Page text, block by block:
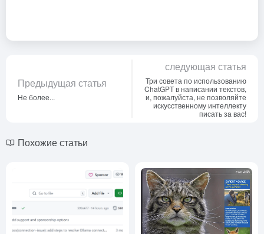
Предыдущая статья
Не более...
следующая статья
Три совета по использованию
ChatGPT в написании текстов,
и, пожалуйста, не позволяйте
искусственному интеллекту
писать за вас!
Похожие статьи